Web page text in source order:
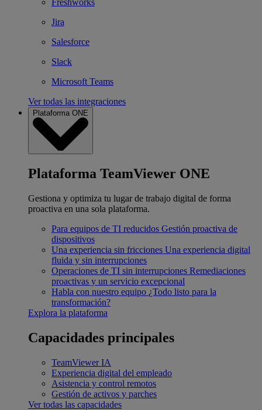
Freshworks
Jira
Salesforce
Slack
Microsoft Teams
Ver todas las integraciones
Plataforma ONE
Plataforma TeamViewer ONE
Gestiona y optimiza tu lugar de trabajo digital de forma
proactiva en una sola plataforma.
Para equipos de TI reducidos Gestión proactiva de
dispositivos
Una experiencia sin fricciones Una experiencia digital
fluida y sin interrupciones
Operaciones de TI sin interrupciones Remediaciones
proactivas y un servicio excepcional
Habla con nuestro equipo ¿Todo listo para la
transformación?
Explora la plataforma
Capacidades principales
TeamViewer IA
Experiencia digital del empleado
Asistencia y control remotos
Gestión de activos y parches
Ver todas las capacidades